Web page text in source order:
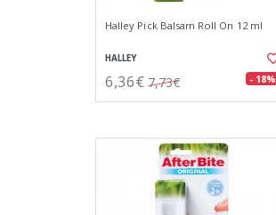
Halley Pick Balsam Roll On 12 ml
HALLEY
6,36€ 7,73€ - 18%